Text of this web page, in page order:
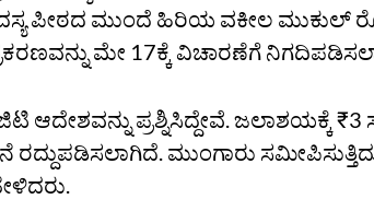
ಪೀಠದ ಮುಂದೆ ಹಿರಿಯ ವಕೀಲ ಮುಕುಲ್‌
ಮೇ 17ಕ್ಕೆ ವಿಚಾರಣೆಗೆ
ಆದೇಶವನ್ನು ಪ್ರಶ್ನಿಸಿದ್ದೇವೆ. ಜಲಾಶಯಕ್ಕೆ
ಮುಂಗಾರು